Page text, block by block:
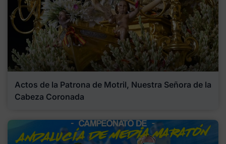
Actos de la Patrona de Motril, Nuestra Señora de la
Cabeza Coronada